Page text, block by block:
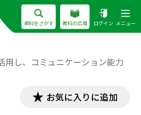
資料をさがす 教科の広場 ログイン メニュー
用し、コミュニケーション能力
お気に入りに追加